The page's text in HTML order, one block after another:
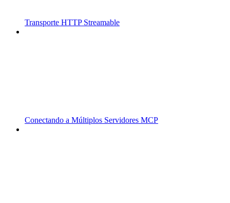
Transporte HTTP Streamable
Conectando a Múltiplos Servidores MCP